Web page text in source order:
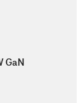
GaN